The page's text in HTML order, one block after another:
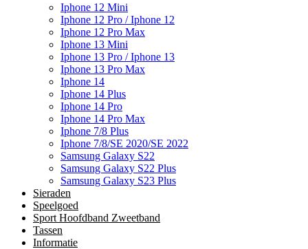
Iphone 12 Mini
Iphone 12 Pro / Iphone 12
Iphone 12 Pro Max
Iphone 13 Mini
Iphone 13 Pro / Iphone 13
Iphone 13 Pro Max
Iphone 14
Iphone 14 Plus
Iphone 14 Pro
Iphone 14 Pro Max
Iphone 7/8 Plus
Iphone 7/8/SE 2020/SE 2022
Samsung Galaxy S22
Samsung Galaxy S22 Plus
Samsung Galaxy S23 Plus
Sieraden
Speelgoed
Sport Hoofdband Zweetband
Tassen
Informatie